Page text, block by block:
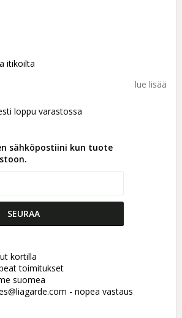
itikoilta
lue lisää
loppu varastossa
sähköpostiini kun tuote
SEURAA
kortilla
toimitukset
suomea
- nopea vastaus